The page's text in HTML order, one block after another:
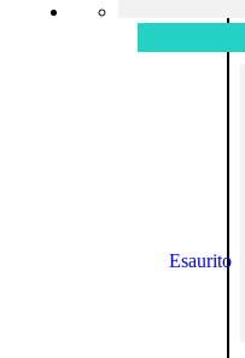
Esaurito